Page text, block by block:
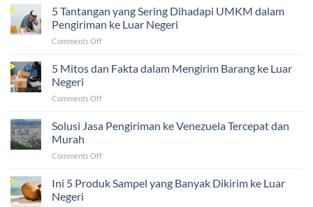
Ijazah,
dan
Sertifikat
Luar
5 Tantangan yang Sering Dihadapi UMKM dalam
Pengiriman ke Luar Negeri
Comments Offon
Tantangan
Dihadapi
dalam
5 Mitos dan Fakta dalam Mengirim Barang ke Luar
Negeri
Comments Offon
Mitos
dalam
Barang
Solusi Jasa Pengiriman ke Venezuela Tercepat dan
Murah
Comments Offon
Jasa
Pengiriman
Ini 5 Produk Sampel yang Banyak Dikirim ke Luar
Negeri